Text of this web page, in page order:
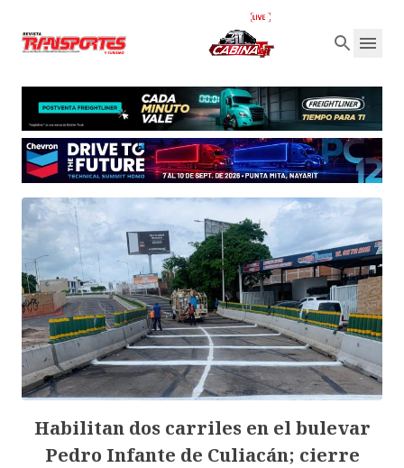
Habilitan dos carriles en el bulevar
Pedro Infante de Culiacán; cierre